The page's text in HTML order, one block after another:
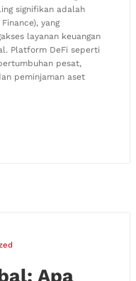
signifikan adalah
yang
layanan keuangan
Platform DeFi seperti
pesat,
peminjaman aset
Apa